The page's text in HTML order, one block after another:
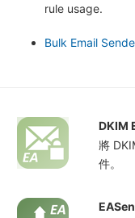
rule usage.
Bulk Email
DKIM
將
件。